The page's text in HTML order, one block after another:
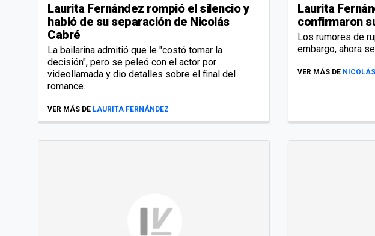
Laurita Fernández rompió el silencio y
habló de su separación de Nicolás
Cabré
La bailarina admitió que le "costó tomar la
decisión", pero se peleó con el actor por
videollamada y dio detalles sobre el final del
romance.
VER MÁS DE LAURITA FERNÁNDEZ
Laurita
confirmaron
Los rumores de
embargo, ahora
VER MÁS DE